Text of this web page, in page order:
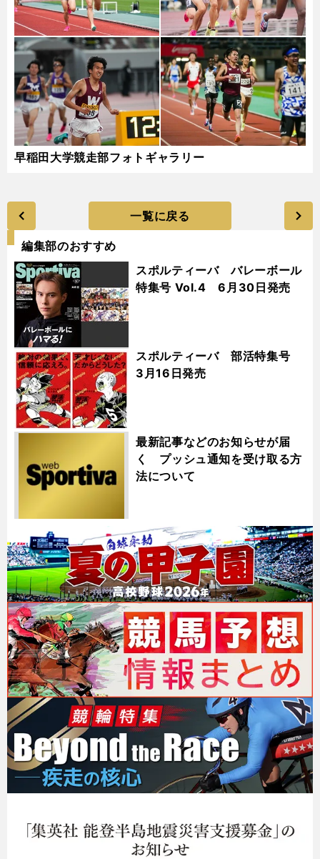
早稲田大学競走部フォトギャラリー
一覧に戻る
編集部のおすすめ
スポルティーバ バレーボール
特集号 Vol.4 6月30日発売
スポルティーバ 部活特集号
3月16日発売
最新記事などのお知らせが届
く プッシュ通知を受け取る方
法について